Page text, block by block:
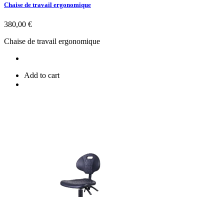
Chaise de travail ergonomique
Prix
380,00 €
Chaise de travail ergonomique
Add to cart